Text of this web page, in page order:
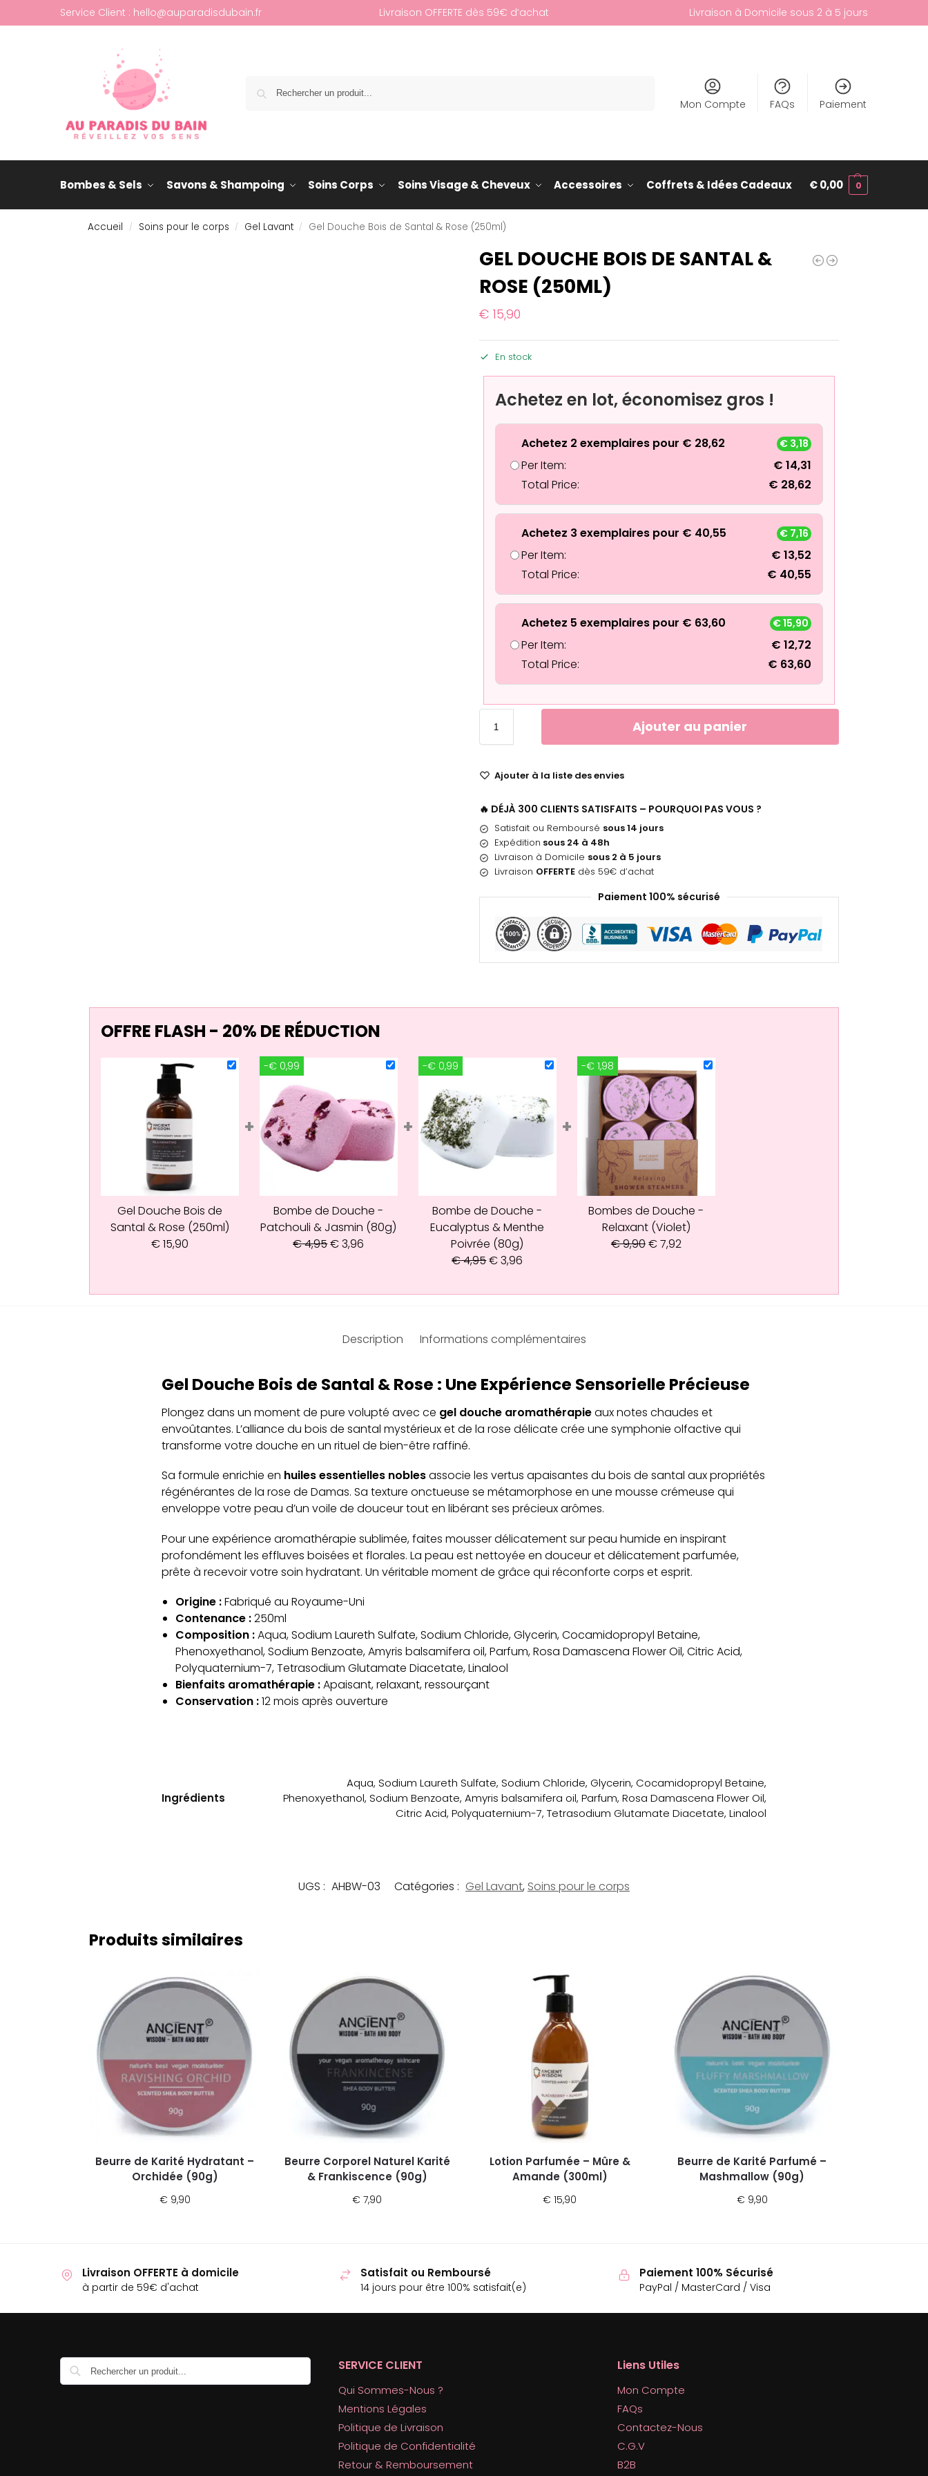
Service Client : hello@auparadisdubain.fr Livraison OFFERTE dès 59€ d’achat Livraison à Domicile sous 2 à 5 jours
Mon Compte FAQs Paiement
Bombes & Sels Savons & Shampoing Soins Corps Soins Visage & Cheveux Accessoires Coffrets & Idées Cadeaux €0,00 0
Accueil / Soins pour le corps / Gel Lavant / Gel Douche Bois de Santal & Rose (250ml)
GEL DOUCHE BOIS DE SANTAL &
ROSE (250ML)
€15,90
En stock
Achetez en lot, économisez gros !
Achetez 2 exemplaires pour € 28,62 € 3,18
Per Item: € 14,31
Total Price:
€ 28,62
Achetez 3 exemplaires pour € 40,55 € 7,16
Per Item: € 13,52
Total Price:
€ 40,55
Achetez 5 exemplaires pour € 63,60 €15,90
Per Item: € 12,72
Total Price:
€ 63,60
Ajouter au panier
Ajouter à la liste des envies
🔥 DÉJÀ 300 CLIENTS SATISFAITS – POURQUOI PAS VOUS ?
Satisfait ou Remboursé sous 14 jours
Expédition sous 24 à 48h
Livraison à Domicile sous 2 à 5 jours
Livraison OFFERTEdès 59€ d’achat
Paiement 100% sécurisé
OFFRE FLASH - 20% DE RÉDUCTION
Gel Douche Bois de
Santal & Rose (250ml)
€15,90
+
-€ 0,99
Bombe de Douche -
Patchouli & Jasmin (80g)
€4,95€3,96
+
-€ 0,99
Bombe de Douche -
Eucalyptus & Menthe
Poivrée (80g)
€4,95€3,96
+
-€ 1,98
Bombes de Douche -
Relaxant (Violet)
€9,90€7,92
Description Informations complémentaires
Gel Douche Bois de Santal & Rose : Une Expérience Sensorielle Précieuse
Plongez dans un moment de pure volupté avec ce gel douche aromathérapieaux notes chaudes et
envoûtantes. L’alliance du bois de santal mystérieux et de la rose délicate crée une symphonie olfactive qui
transforme votre douche en un rituel de bien-être raffiné.
Sa formule enrichie en huiles essentielles noblesassocie les vertus apaisantes du bois de santal aux propriétés
régénérantes de la rose de Damas. Sa texture onctueuse se métamorphose en une mousse crémeuse qui
enveloppe votre peau d’un voile de douceur tout en libérant ses précieux arômes.
Pour une expérience aromathérapie sublimée, faites mousser délicatement sur peau humide en inspirant
profondément les effluves boisées et florales. La peau est nettoyée en douceur et délicatement parfumée,
prête à recevoir votre soin hydratant. Un véritable moment de grâce qui réconforte corps et esprit.
Origine :Fabriqué au Royaume-Uni
Contenance :250ml
Composition :Aqua, Sodium Laureth Sulfate, Sodium Chloride, Glycerin, Cocamidopropyl Betaine,
Phenoxyethanol, Sodium Benzoate, Amyris balsamifera oil, Parfum, Rosa Damascena Flower Oil, Citric Acid,
Polyquaternium-7, Tetrasodium Glutamate Diacetate, Linalool
Bienfaits aromathérapie :Apaisant, relaxant, ressourçant
Conservation :12 mois après ouverture
Ingrédients
Aqua, Sodium Laureth Sulfate, Sodium Chloride, Glycerin, Cocamidopropyl Betaine,
Phenoxyethanol, Sodium Benzoate, Amyris balsamifera oil, Parfum, Rosa Damascena Flower Oil,
Citric Acid, Polyquaternium-7, Tetrasodium Glutamate Diacetate, Linalool
UGS : AHBW-03 Catégories : Gel Lavant, Soins pour le corps
Produits similaires
Beurre de Karité Hydratant –
Orchidée (90g)
€ 9,90
Beurre Corporel Naturel Karité
& Frankiscence (90g)
€ 7,90
Lotion Parfumée – Mûre &
Amande (300ml)
€ 15,90
Beurre de Karité Parfumé –
Mashmallow (90g)
€ 9,90
Livraison OFFERTE à domicile
à partir de 59€ d'achat
Satisfait ou Remboursé
14 jours pour être 100% satisfait(e)
Paiement 100% Sécurisé
PayPal / MasterCard / Visa
SERVICE CLIENT
Qui Sommes-Nous ?
Mentions Légales
Politique de Livraison
Politique de Confidentialité
Retour & Remboursement
Liens Utiles
Mon Compte
FAQs
Contactez-Nous
C.G.V
B2B